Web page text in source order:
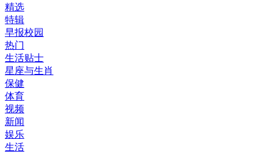
精选
特辑
早报校园
热门
生活贴士
星座与生肖
保健
体育
视频
新闻
娱乐
生活